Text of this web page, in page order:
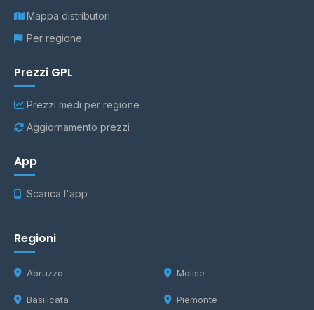
Mappa distributori
Per regione
Prezzi GPL
Prezzi medi per regione
Aggiornamento prezzi
App
Scarica l'app
Regioni
Abruzzo
Basilicata
Molise
Piemonte